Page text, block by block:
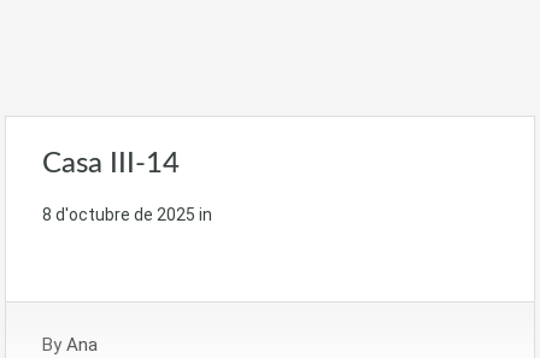
Casa III-14
8 d'octubre de 2025 in
By Ana